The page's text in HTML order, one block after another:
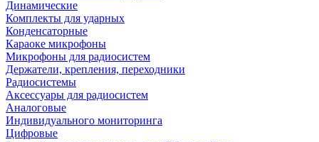
Динамические
Комплекты для ударных
Конденсаторные
Караоке микрофоны
Микрофоны для радиосистем
Держатели, крепления, переходники
Радиосистемы
Аксессуары для радиосистем
Аналоговые
Индивидуального мониторинга
Цифровые